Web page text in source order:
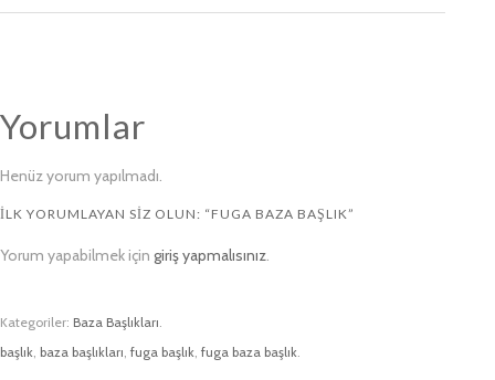
Yorumlar
Henüz yorum yapılmadı.
İLK YORUMLAYAN SIZ OLUN: “FUGA BAZA BAŞLIK”
Yorum yapabilmek için giriş yapmalısınız.
Kategoriler: Baza Başlıkları.
başlık, baza başlıkları, fuga başlık, fuga baza başlık.